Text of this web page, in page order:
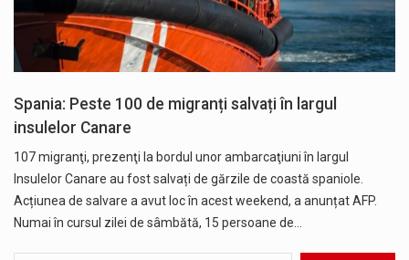
Spania: Peste 100 de migranți salvați în largul
insulelor Canare
107 migranţi, prezenţi la bordul unor ambarcaţiuni în largul
Insulelor Canare au fost salvați de gărzile de coastă spaniole.
Acțiunea de salvare a avut loc în acest weekend, a anunțat AFP.
Numai în cursul zilei de sâmbătă, 15 persoane de…